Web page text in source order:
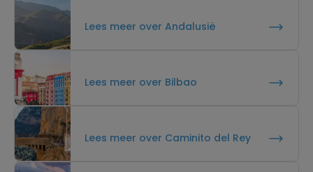
Lees meer over Andalusië
Lees meer over Bilbao
Lees meer over Caminito del Rey